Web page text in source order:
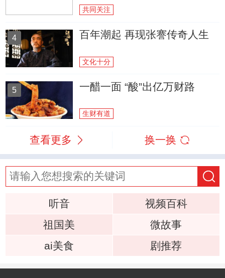
共同关注
4 百年潮起 再现张謇传奇人生
文化十分
5 一醋一面 “酸”出亿万财路
生财有道
查看更多 换一换
听音
视频百科
祖国美
微故事
ai美食
剧推荐